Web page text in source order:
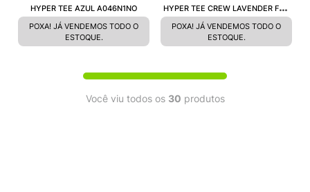
HYPER TEE AZUL A046N1NO
POXA! JÁ VENDEMOS TODO O
ESTOQUE.
HYPER TEE CREW LAVENDER FOG
A003N6S1
POXA! JÁ VENDEMOS TODO O
ESTOQUE.
Você viu todos os 30 produtos